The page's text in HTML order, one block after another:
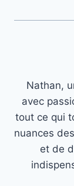
Nathan,
avec
tout ce qui
nuances
et de